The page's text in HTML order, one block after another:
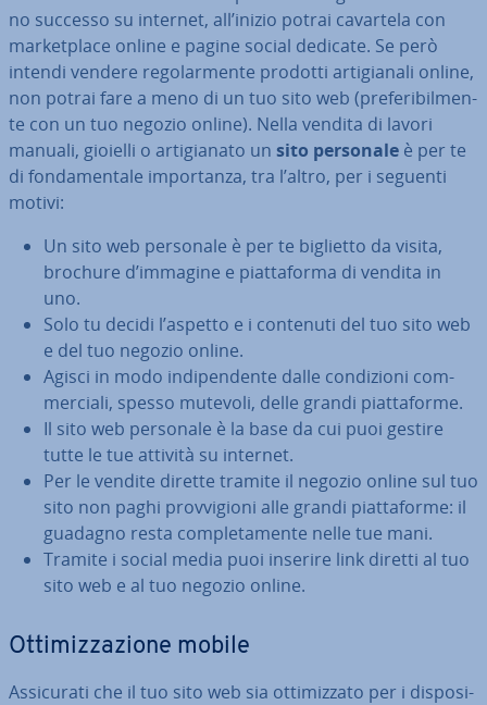
no successo su internet, all’inizio potrai cavartela con
mar­ket­pla­ce online e pagine social dedicate. Se però
intendi vendere re­go­lar­men­te prodotti ar­ti­gia­na­li online,
non potrai fare a meno di un tuo sito web (pre­fe­ri­bil­men­
te con un tuo negozio online). Nella vendita di lavori
manuali, gioielli o ar­ti­gia­na­to un sito personale è per te
di fon­da­men­ta­le im­por­tan­za, tra l’altro, per i seguenti
motivi:
Un sito web personale è per te biglietto da visita,
brochure d’immagine e piat­ta­for­ma di vendita in
uno.
Solo tu decidi l’aspetto e i contenuti del tuo sito web
e del tuo negozio online.
Agisci in modo in­di­pen­den­te dalle con­di­zio­ni com­
mer­cia­li, spesso mutevoli, delle grandi piat­ta­for­me.
Il sito web personale è la base da cui puoi gestire
tutte le tue attività su internet.
Per le vendite dirette tramite il negozio online sul tuo
sito non paghi prov­vi­gio­ni alle grandi piat­ta­for­me: il
guadagno resta com­ple­ta­men­te nelle tue mani.
Tramite i social media puoi inserire link diretti al tuo
sito web e al tuo negozio online.
Ot­ti­miz­za­zio­ne mobile
As­si­cu­ra­ti che il tuo sito web sia ot­ti­miz­za­to per i di­spo­si­